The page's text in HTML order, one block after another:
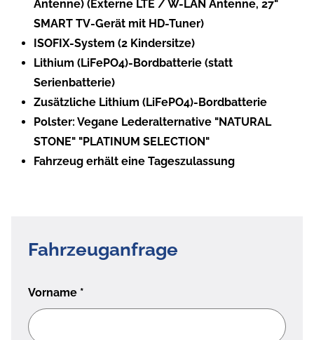
Antenne) (Externe LTE / W-LAN Antenne, 27"
SMART TV-Gerät mit HD-Tuner)
ISOFIX-System (2 Kindersitze)
Lithium (LiFePO4)-Bordbatterie (statt
Serienbatterie)
Zusätzliche Lithium (LiFePO4)-Bordbatterie
Polster: Vegane Lederalternative "NATURAL
STONE" "PLATINUM SELECTION"
Fahrzeug erhält eine Tageszulassung
Fahrzeuganfrage
Vorname *